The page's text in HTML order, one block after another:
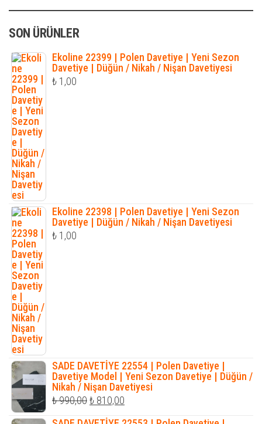
SON ÜRÜNLER
Ekoline 22399 | Polen Davetiye | Yeni Sezon
Davetiye | Düğün / Nikah / Nişan Davetiyesi
₺ 1,00
Ekoline 22398 | Polen Davetiye | Yeni Sezon
Davetiye | Düğün / Nikah / Nişan Davetiyesi
₺ 1,00
SADE DAVETİYE 22554 | Polen Davetiye |
Davetiye Model | Yeni Sezon Davetiye | Düğün /
Nikah / Nişan Davetiyesi
₺990,00Orijinal
fiyat:
₺ 810,00